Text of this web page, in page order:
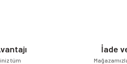
tüm
İade